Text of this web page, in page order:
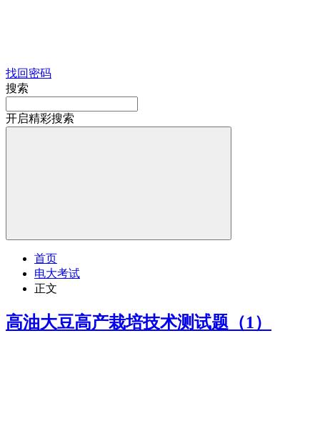
找回密码
搜索
开启精彩搜索
首页
电大考试
正文
高油大豆高产栽培技术测试题（1）